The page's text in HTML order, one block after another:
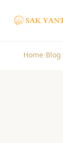
Home Blog